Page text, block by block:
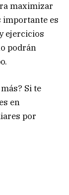
maximizar
importante es
ejercicios
podrán
Si te
en
por